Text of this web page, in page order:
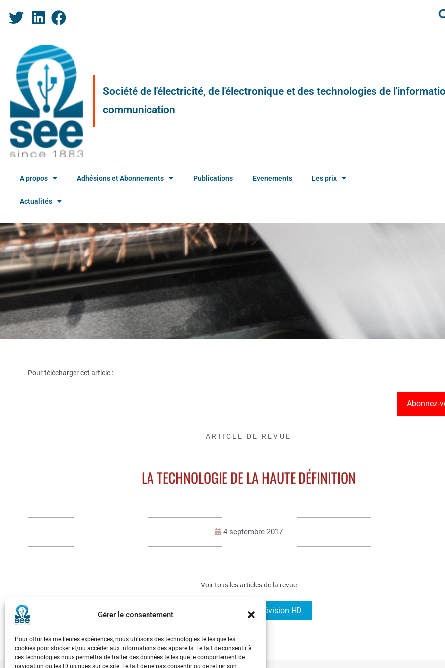
Gérer le consentement
Pour offrir les meilleures expériences, nous utilisons des technologies telles que les
cookies pour stocker et/ou accéder aux informations des appareils. Le fait de consentir à
ces technologies nous permettra de traiter des données telles que le comportement de
navigation ou les ID uniques sur ce site. Le fait de ne pas consentir ou de retirer son
Société de l'électricité, de l'électronique et des technologies de
communication
A propos Adhésions et Abonnements Publications Evenements Les prix
Actualités
Pour télécharger cet article :
Abonnez-
ARTICLE DE REVUE
LA TECHNOLOGIE DE LA HAUTE DÉFINITION
4 septembre 2017
Voir tous les articles de la revue
REE 2005-11 HS Télévision HD